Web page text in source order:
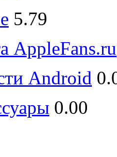
5.79
AppleFans.ru
Android
0.00